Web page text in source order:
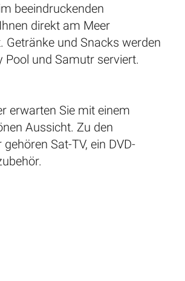
beeindruckenden
direkt am Meer
Getränke und Snacks werden
Pool und Samutr serviert.
erwarten Sie mit einem
Aussicht. Zu den
Sat-TV, ein DVD-